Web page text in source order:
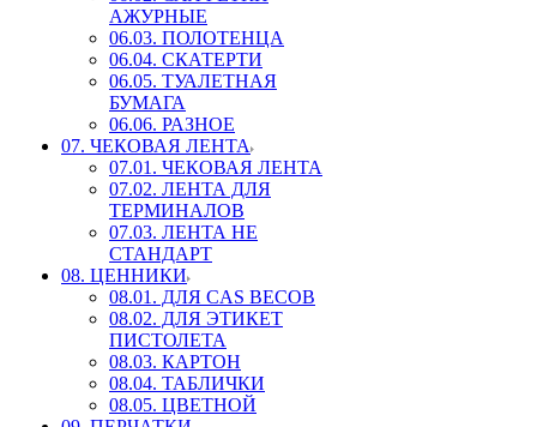
АЖУРНЫЕ
06.03. ПОЛОТЕНЦА
06.04. СКАТЕРТИ
06.05. ТУАЛЕТНАЯ
БУМАГА
06.06. РАЗНОЕ
07. ЧЕКОВАЯ ЛЕНТА
07.01. ЧЕКОВАЯ ЛЕНТА
07.02. ЛЕНТА ДЛЯ
ТЕРМИНАЛОВ
07.03. ЛЕНТА НЕ
СТАНДАРТ
08. ЦЕННИКИ
08.01. ДЛЯ CAS ВЕСОВ
08.02. ДЛЯ ЭТИКЕТ
ПИСТОЛЕТА
08.03. КАРТОН
08.04. ТАБЛИЧКИ
08.05. ЦВЕТНОЙ